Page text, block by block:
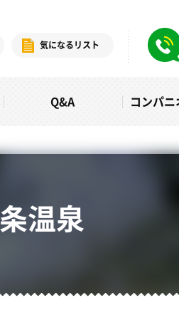
気になるリスト
Q&A コンパ
温泉